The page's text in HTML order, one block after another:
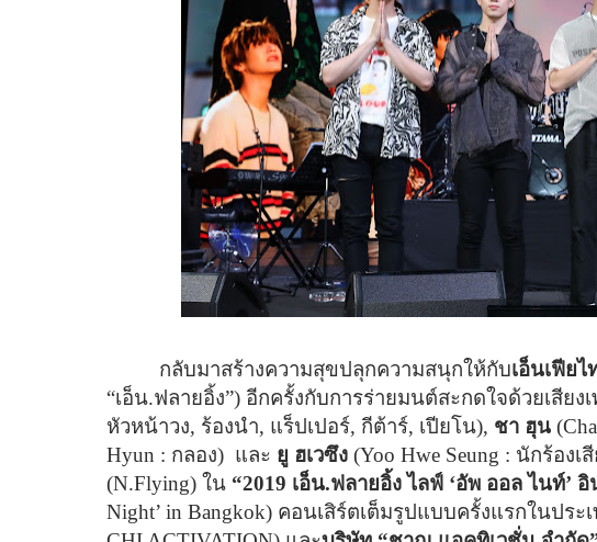
กลับมาสร้างความสุขปลุกความสนุกให้กับเอ็นเฟียไ
“เอ็น.ฟลายอิ้ง”) อีกครั้งกับการร่ายมนต์สะกดใจด้วยเสียง
หัวหน้าวง, ร้องนำ, แร็ปเปอร์, กีต้าร์, เปียโน), ชา ฮุน (
Hyun : กลอง) และ ยู ฮเวซึง (Yoo Hwe Seung : นักร้องเ
(N.Flying) ใน “2019 เอ็น.ฟลายอิ้ง ไลฟ์ ‘อัพ ออล ไนท์’
Night’ in Bangkok) คอนเสิร์ตเต็มรูปแบบครั้งแรกในประ